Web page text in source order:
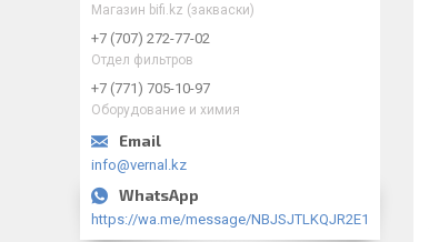
Магазин bifi.kz (закваски)
+7 (707) 272-77-02
Отдел фильтров
+7 (771) 705-10-97
Оборудование и химия
info@vernal.kz
https://wa.me/message/NBJSJTLKQJR2E1